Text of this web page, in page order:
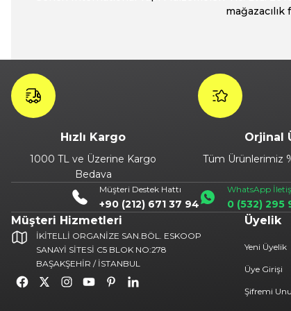
Hızlı Kargo
1000 TL ve Üzerine Kargo
Bedava
Orjinal
Tüm Ürünlerimiz
Müşteri Destek Hattı
+90 (212) 671 37 94
WhatsApp
0 (532) 295
Müşteri Hizmetleri
İKİTELLİ ORGANİZE SAN.BÖL. ESKOOP
SANAYİ SİTESİ C5 BLOK NO:278
BAŞAKŞEHİR / İSTANBUL
Üyelik
Yeni Üyelik
Üye Girişi
Şifremi